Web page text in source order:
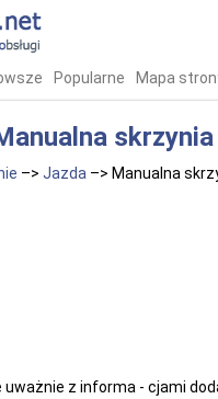
Popularne Mapa
–> Jazda –> Manualna
uważnie z informa - cjami